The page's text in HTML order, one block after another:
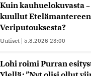
Kuin kauhuelokuvasta
kuullut Etelämantereen
Veriputouksesta?
Uutiset | 5.8.2026 23:00
Lohi roimi Purran